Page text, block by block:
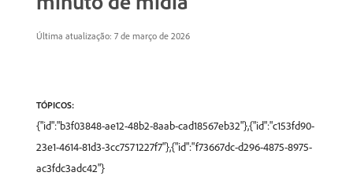
Última atualização: 7 de março de 2026
TÓPICOS:
{"id":"b3f03848-ae12-48b2-8aab-cad18567eb32"},{"id":"c153fd90-
23e1-4614-81d3-3cc7571227f7"},{"id":"f73667dc-d296-4875-8975-
ac3fdc3adc42"}